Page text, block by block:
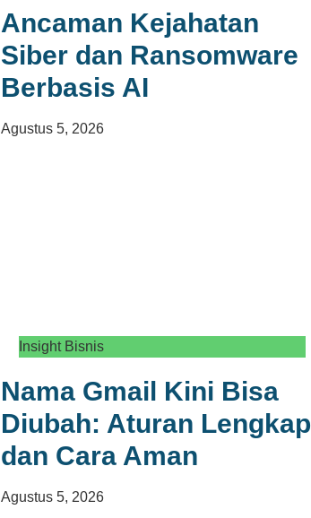
Ancaman Kejahatan
Siber dan Ransomware
Berbasis AI
Agustus 5, 2026
Insight Bisnis
Nama Gmail Kini Bisa
Diubah: Aturan Lengkap
dan Cara Aman
Agustus 5, 2026